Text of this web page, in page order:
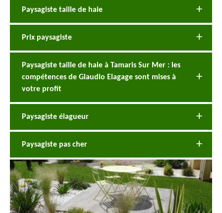
Paysagiste taille de haie
Prix paysagiste
Paysagiste taille de haie à Tamaris Sur Mer : les
compétences de Glaudio Elagage sont mises à
votre profit
Paysagiste élagueur
Paysagiste pas cher